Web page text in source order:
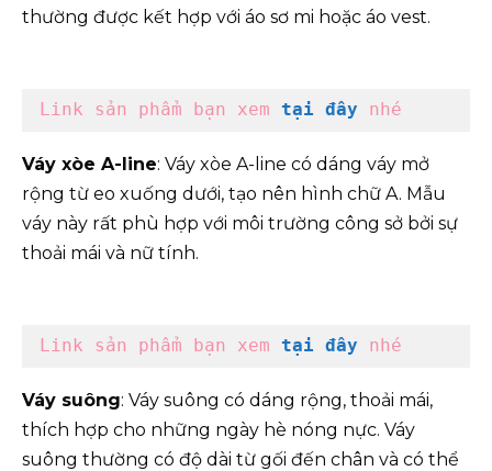
thường được kết hợp với áo sơ mi hoặc áo vest.
Link sản phẩm bạn xem tại đây nhé
Váy xòe A-line: Váy xòe A-line có dáng váy mở
rộng từ eo xuống dưới, tạo nên hình chữ A. Mẫu
váy này rất phù hợp với môi trường công sở bởi sự
thoải mái và nữ tính.
Link sản phẩm bạn xem tại đây nhé
Váy suông: Váy suông có dáng rộng, thoải mái,
thích hợp cho những ngày hè nóng nực. Váy
suông thường có độ dài từ gối đến chân và có thể